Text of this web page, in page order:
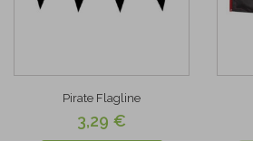
Pirate Flagline
3,29 €